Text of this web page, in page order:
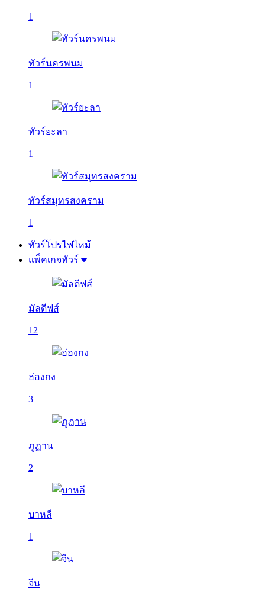
1
ทัวร์นครพนม
1
ทัวร์ยะลา
1
ทัวร์สมุทรสงคราม
1
ทัวร์โปรไฟไหม้
แพ็คเกจทัวร์
มัลดีฟส์
12
ฮ่องกง
3
ภูฏาน
2
บาหลี
1
จีน